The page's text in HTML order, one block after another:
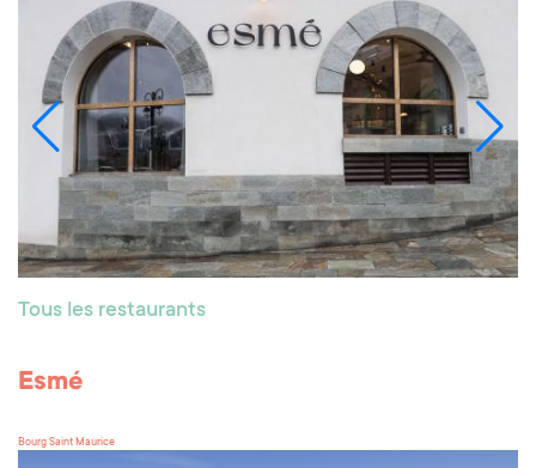
Tous les restaurants
Esmé
Bourg Saint Maurice